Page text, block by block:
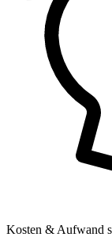
Kosten & Aufwand